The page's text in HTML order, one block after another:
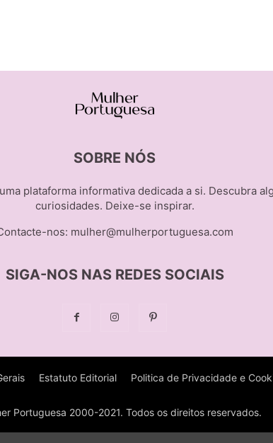
SOBRE NÓS
plataforma informativa dedicada a si. Descubra
curiosidades. Deixe-se inspirar.
nos: mulher@mulherportuguesa.com
SIGA-NOS NAS REDES SOCIAIS
Estatuto Editorial Politica de Privacidade e
Portuguesa 2000-2021. Todos os direitos reservados.